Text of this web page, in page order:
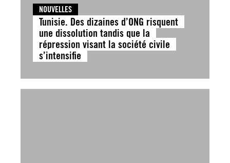
NOUVELLES
Tunisie. Des dizaines d’ONG risquent
une dissolution tandis que la
répression visant la société civile
s’intensifie